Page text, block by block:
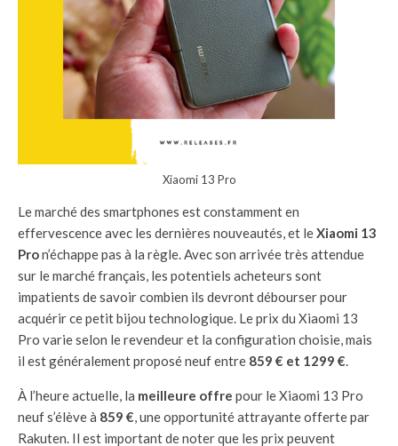
Xiaomi 13 Pro
Le marché des smartphones est constamment en
effervescence avec les dernières nouveautés, et leXiaomi 13
Pron’échappe pas à la règle. Avec son arrivée très attendue
sur le marché français, les potentiels acheteurs sont
impatients de savoir combien ils devront débourser pour
acquérir ce petit bijou technologique. Le prix du Xiaomi 13
Pro varie selon le revendeur et la configuration choisie, mais
il est généralement proposé neuf entre 859 € et 1299 €.
À l’heure actuelle, la meilleure offre pour le Xiaomi 13 Pro
neuf s’élève à 859 €, une opportunité attrayante offerte par
Rakuten. Il est important de noter que les prix peuvent